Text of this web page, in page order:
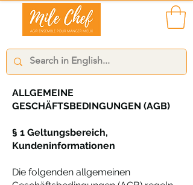
ALLGEMEINE
GESCHÄFTSBEDINGUNGEN (AGB)
§ 1 Geltungsbereich,
Kundeninformationen
Die folgenden allgemeinen